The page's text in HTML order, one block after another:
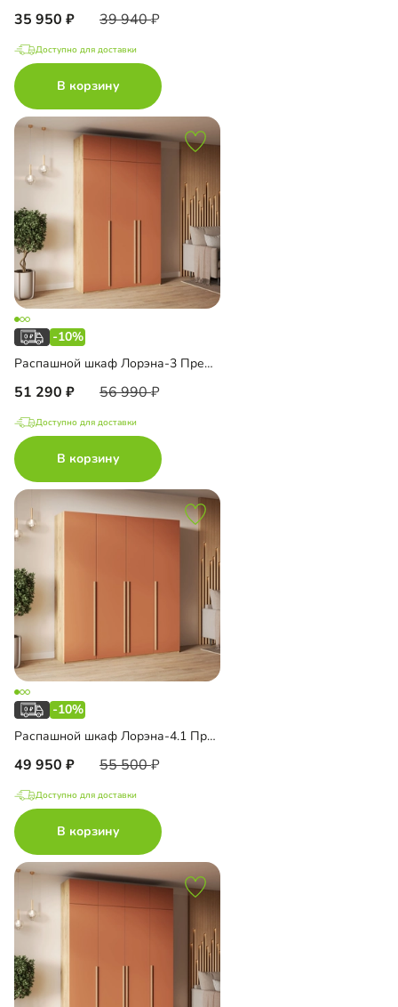
35 950 39 940
Доступно для доставки
В корзину
-10%
Распашной шкаф Лорэна-3 Премиум Эко с антресолью
51 290 56 990
Доступно для доставки
В корзину
-10%
Распашной шкаф Лорэна-4.1 Премиум Эко
49 950 55 500
Доступно для доставки
В корзину